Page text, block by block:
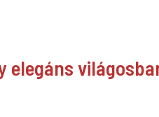
elegáns